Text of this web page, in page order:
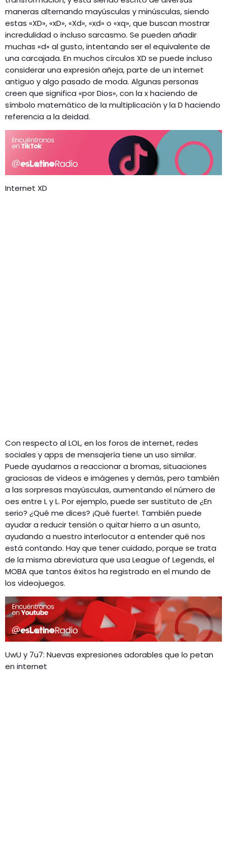
maneras alternando mayúsculas y minúsculas, siendo
estas «XD», «xD», «Xd», «xd» o «xq», que buscan mostrar
incredulidad o incluso sarcasmo. Se pueden añadir
muchas «d» al gusto, intentando ser el equivalente de
una carcajada. En muchos círculos XD se puede incluso
considerar una expresión añeja, parte de un internet
antiguo y algo pasado de moda. Algunas personas
creen que significa «por Dios», con la x haciendo de
símbolo matemático de la multiplicación y la D haciendo
referencia a la deidad.
Internet XD
Con respecto al LOL, en los foros de internet, redes
sociales y apps de mensajería tiene un uso similar.
Puede ayudarnos a reaccionar a bromas, situaciones
graciosas de vídeos e imágenes y demás, pero también
a las sorpresas mayúsculas, aumentando el número de
oes entre L y L. Por ejemplo, puede ser sustituto de ¿En
serio? ¿Qué me dices? ¡Qué fuerte!. También puede
ayudar a reducir tensión o quitar hierro a un asunto,
ayudando a nuestro interlocutor a entender qué nos
está contando. Hay que tener cuidado, porque se trata
de la misma abreviatura que usa League of Legends, el
MOBA que tantos éxitos ha registrado en el mundo de
los videojuegos.
UwU y 7u7: Nuevas expresiones adorables que lo petan
en internet